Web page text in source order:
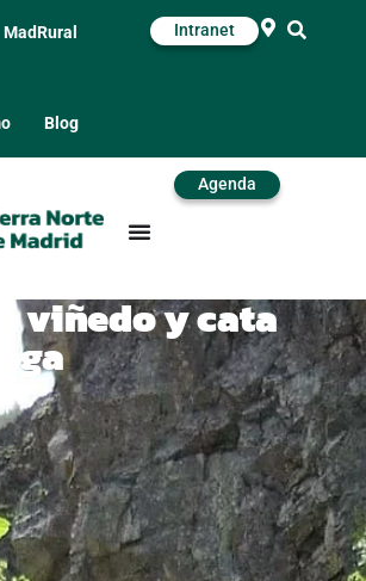
MadRural
Blog
Intranet
Agenda
viñedo y cata